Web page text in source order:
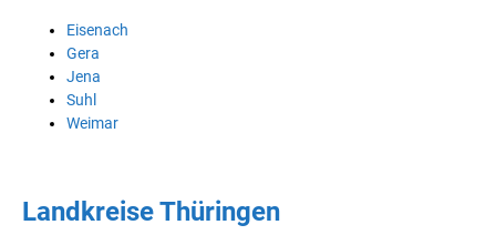
Eisenach
Gera
Jena
Suhl
Weimar
Landkreise Thüringen